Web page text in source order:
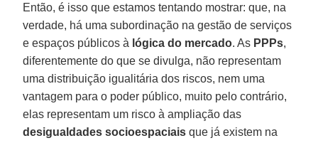
Então, é isso que estamos tentando mostrar: que, na
verdade, há uma subordinação na gestão de serviços
e espaços públicos à lógica do mercado. As PPPs,
diferentemente do que se divulga, não representam
uma distribuição igualitária dos riscos, nem uma
vantagem para o poder público, muito pelo contrário,
elas representam um risco à ampliação das
desigualdades socioespaciais que já existem na